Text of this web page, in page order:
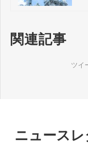
関連記事
ツイ
ニュース